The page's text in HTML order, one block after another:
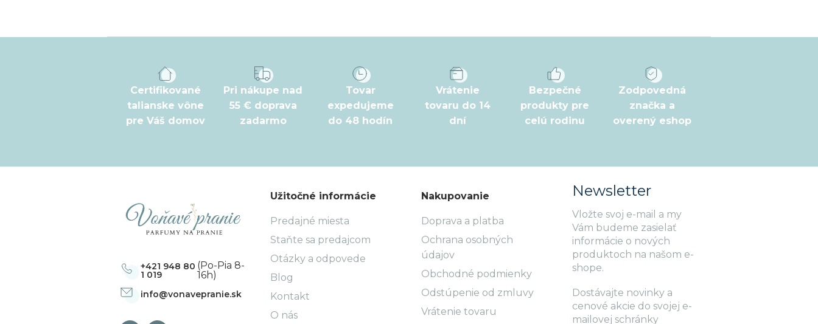
á
Certifikované
talianske vône
pre Váš domov
Pri nákupe nad
55 € doprava
zadarmo
Tovar
expedujeme
do 48 hodín
Vrátenie
tovaru do 14
dní
Bezpečné
produkty pre
celú rodinu
Zodpovedná
značka a
overený eshop
info@vonavepranie.sk
+421 948 80
1 019
(Po-Pia 8-
16h)
Užitočné informácie
Predajné miesta
Staňte sa predajcom
Otázky a odpovede
Blog
Kontakt
O nás
Nakupovanie
Doprava a platba
Ochrana osobných
údajov
Obchodné podmienky
Odstúpenie od zmluvy
Vrátenie tovaru
Newsletter
Vložte svoj e-mail a my
Vám budeme zasielať
informácie o nových
produktoch na našom e-
shope.
Dostávajte novinky a
cenové akcie do svojej e-
mailovej schránky